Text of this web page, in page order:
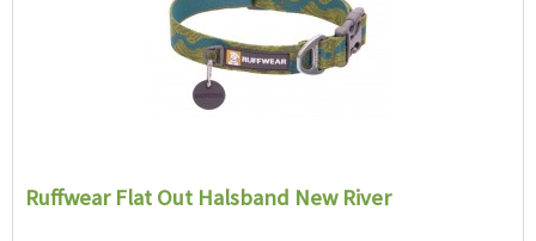
Ruffwear Flat Out Halsband New River